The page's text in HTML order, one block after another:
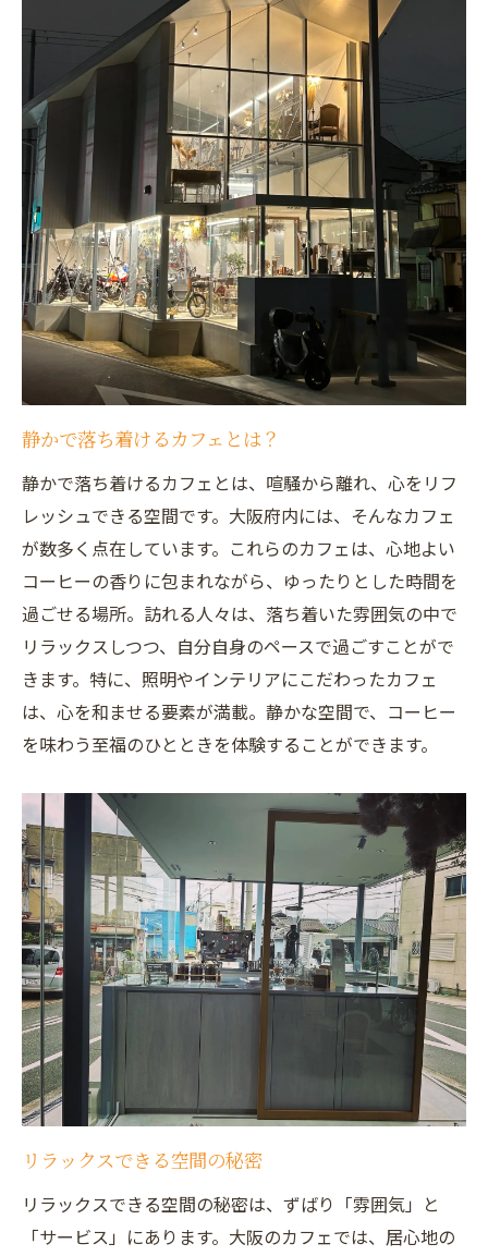
心を癒すコーヒーの魔法
大阪府で癒しのひととき隠れ家カフェの魅力と
コーヒーの魔法
隠れ家カフェの魅力を探る
大阪でコーヒーの美味しいカフェ
癒しを求める人々のためのカフェ
コーヒーが持つ魔法の力
大阪のカフェで見つける癒し
静かなカフェで心のリセット
リラックスを求めて大阪の隠れ家カフェで特別
なコーヒー時間
特別なコーヒー体験の魅力
リラックスのためのカフェ選び
静かなひとときを提供するカフェ
大阪のカフェで味わう特別な時間
コーヒーとの深い関係を楽しむ
リラックスを求める人のための隠れ家
心を癒す大阪のカフェ散策静かな隠れ家の魅力
を堪能
大阪の隠れ家カフェを巡る旅
静寂を楽しむカフェの魅力
大阪のカフェで休日を満喫
癒しを求めて訪れるカフェ
カフェ散策で見つける心の安らぎ
大阪の喧騒から離れ心地よいカフェでリラック
スの時間を
都会の喧騒を忘れるためのカフェ
大阪府内の静かな隠れ家スポット
心地よいカフェでのリラックスタイム
大阪のカフェで心を休める
カフェで過ごす至福のひととき
隠れ家カフェを探して大阪で心安らぐコーヒー
静かで落ち着けるカフェとは？
静かで落ち着けるカフェとは、喧騒から離れ、心をリフ
レッシュできる空間です。大阪府内には、そんなカフェ
が数多く点在しています。これらのカフェは、心地よい
コーヒーの香りに包まれながら、ゆったりとした時間を
過ごせる場所。訪れる人々は、落ち着いた雰囲気の中で
リラックスしつつ、自分自身のペースで過ごすことがで
きます。特に、照明やインテリアにこだわったカフェ
は、心を和ませる要素が満載。静かな空間で、コーヒー
を味わう至福のひとときを体験することができます。
リラックスできる空間の秘密
リラックスできる空間の秘密は、ずばり「雰囲気」と
「サービス」にあります。大阪のカフェでは、居心地の